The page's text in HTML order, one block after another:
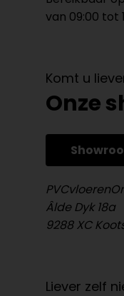
van 09:00 tot
Komt u
Onze
Âlde Dyk 18a
9288 XC
Liever zelf